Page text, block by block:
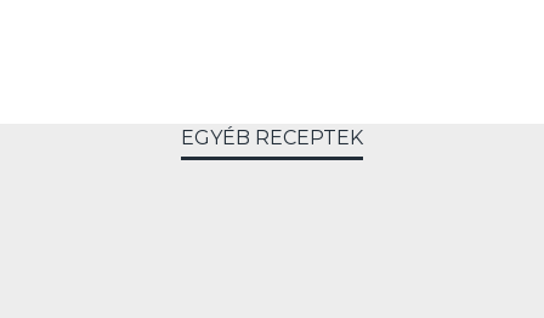
EGYÉB RECEPTEK